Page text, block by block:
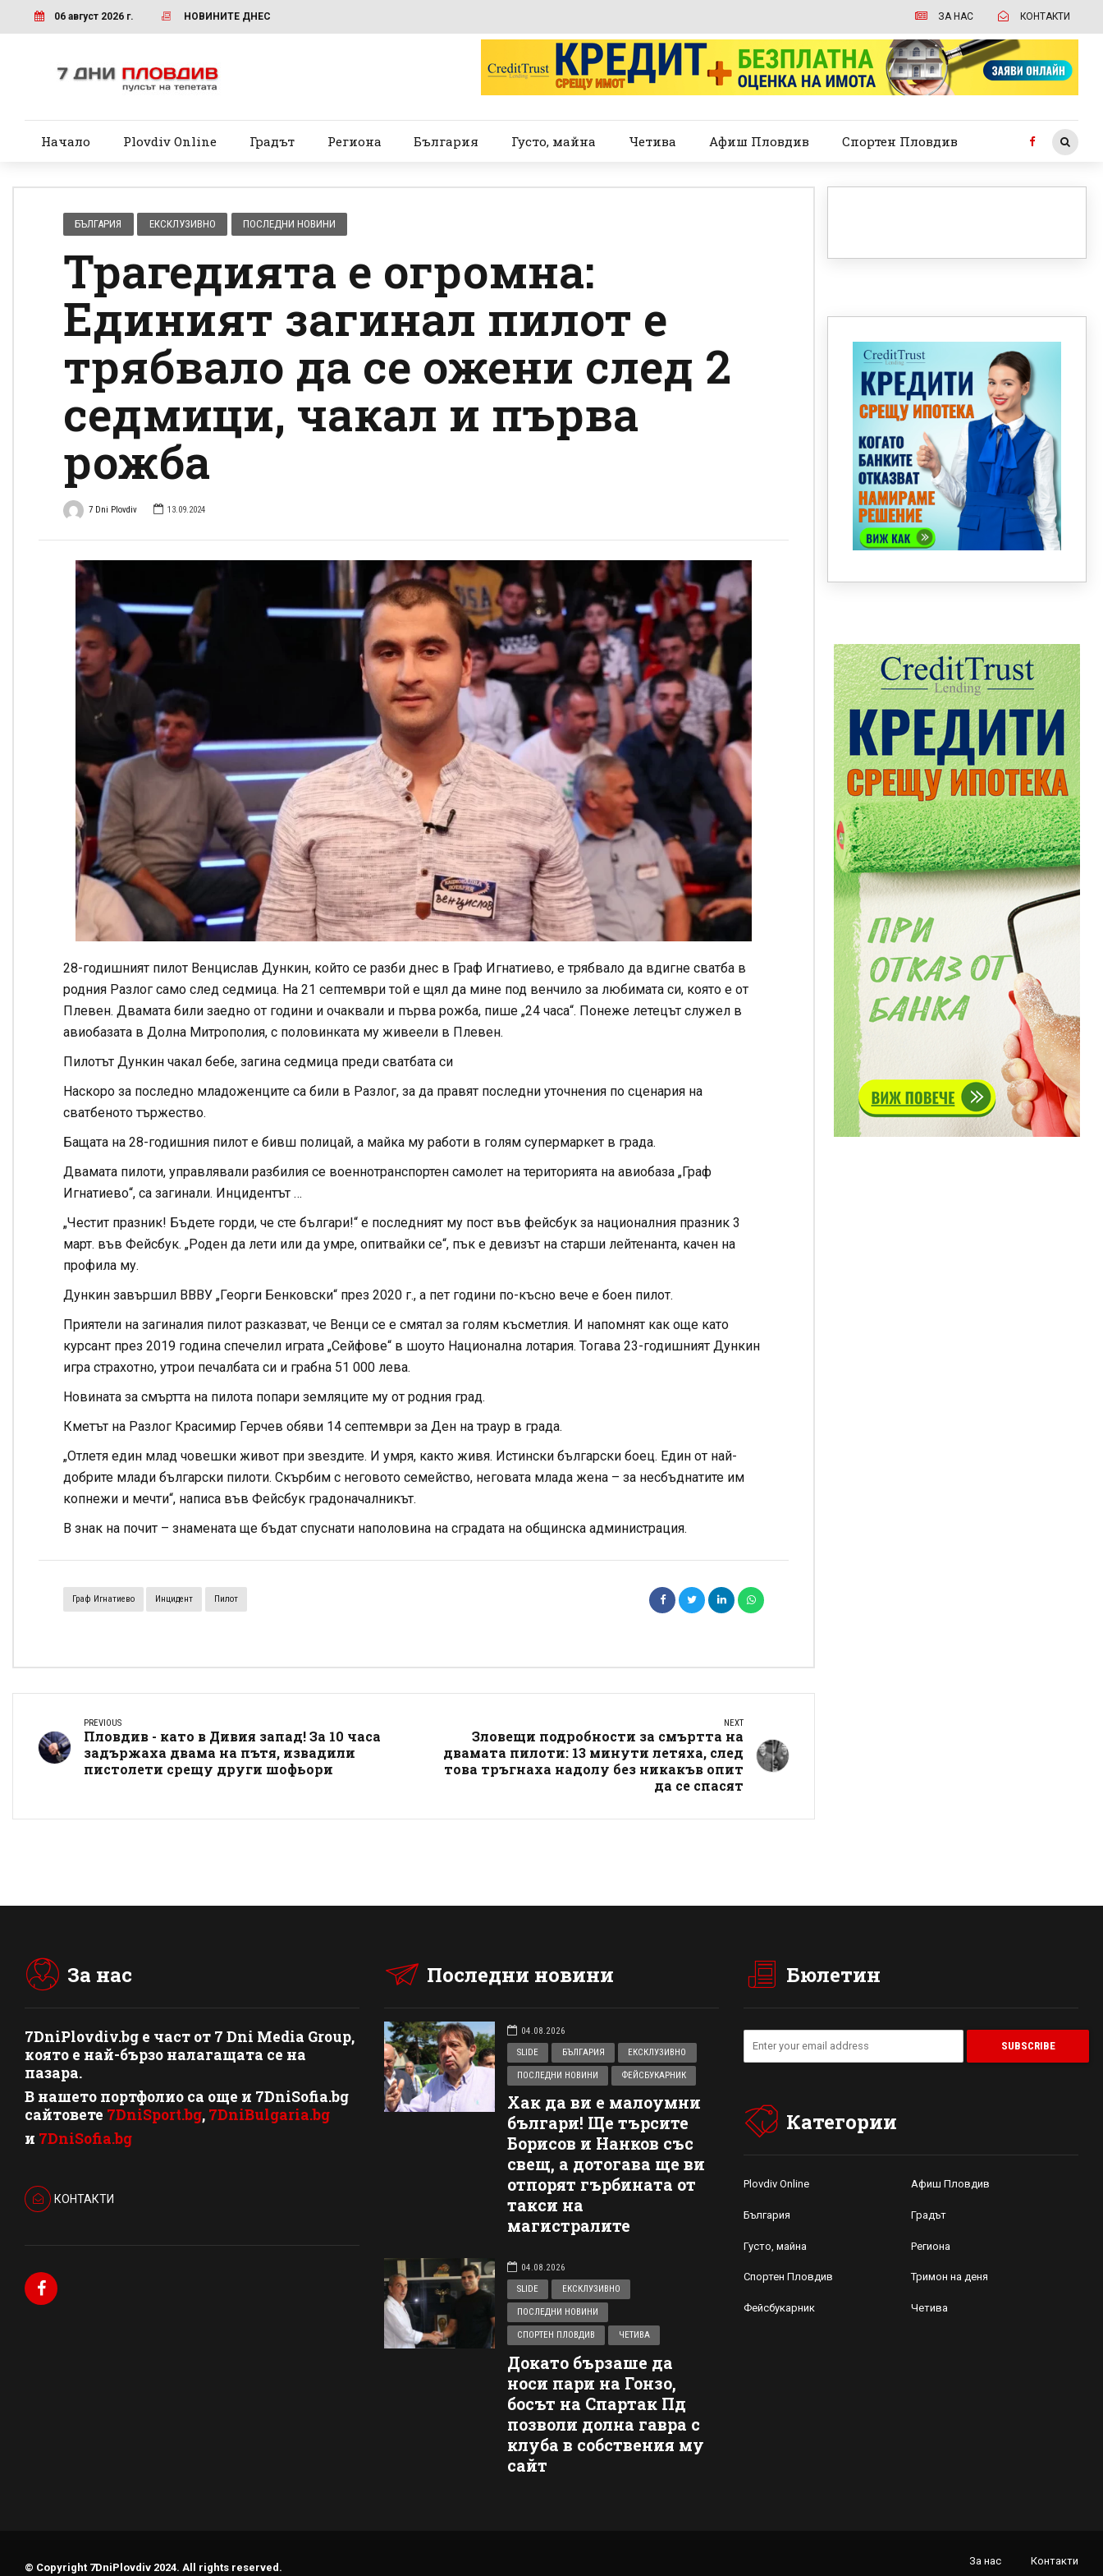
06 август 2026 г. НОВИНИТЕ ДНЕС ЗА НАС КОНТАКТИ
Начало Plovdiv Online Градът Региона България Густо, майна Четива Афиш Пловдив Спортен Пловдив
БЪЛГАРИЯ ЕКСКЛУЗИВНО ПОСЛЕДНИ НОВИНИ
Трагедията е огромна:
Единият загинал пилот е
трябвало да се ожени след 2
седмици, чакал и първа
рожба
7 Dni Plovdiv 13.09.2024
28-годишният пилот Венцислав Дункин, който се разби днес в Граф Игнатиево, е трябвало да вдигне сватба в
родния Разлог само след седмица. На 21 септември той е щял да мине под венчило за любимата си, която е от
Плевен. Двамата били заедно от години и очаквали и първа рожба, пише „24 часа“. Понеже летецът служел в
авиобазата в Долна Митрополия, с половинката му живеели в Плевен.
Пилотът Дункин чакал бебе, загина седмица преди сватбата си
Наскоро за последно младоженците са били в Разлог, за да правят последни уточнения по сценария на
сватбеното тържество.
Бащата на 28-годишния пилот е бивш полицай, а майка му работи в голям супермаркет в града.
Двамата пилоти, управлявали разбилия се военнотранспортен самолет на територията на авиобаза „Граф
Игнатиево“, са загинали. Инцидентът …
„Честит празник! Бъдете горди, че сте българи!“ е последният му пост във фейсбук за националния празник 3
март. във Фейсбук. „Роден да лети или да умре, опитвайки се“, пък е девизът на старши лейтенанта, качен на
профила му.
Дункин завършил ВВВУ „Георги Бенковски“ през 2020 г., а пет години по-късно вече е боен пилот.
Приятели на загиналия пилот разказват, че Венци се е смятал за голям късметлия. И напомнят как още като
курсант през 2019 година спечелил играта „Сейфове“ в шоуто Национална лотария. Тогава 23-годишният Дункин
игра страхотно, утрои печалбата си и грабна 51 000 лева.
Новината за смъртта на пилота попари земляците му от родния град.
Кметът на Разлог Красимир Герчев обяви 14 септември за Ден на траур в града.
„Отлетя един млад човешки живот при звездите. И умря, както живя. Истински български боец. Един от най-
добрите млади български пилоти. Скърбим с неговото семейство, неговата млада жена – за несбъднатите им
копнежи и мечти“, написа във Фейсбук градоначалникът.
В знак на почит – знамената ще бъдат спуснати наполовина на сградата на общинска администрация.
Граф Игнатиево Инцидент Пилот
PREVIOUS
Пловдив - като в Дивия запад! За 10 часа
задържаха двама на пътя, извадили
пистолети срещу други шофьори
NEXT
Зловещи подробности за смъртта на
двамата пилоти: 13 минути летяха, след
това тръгнаха надолу без никакъв опит
да се спасят
За нас
7DniPlovdiv.bg e част от 7 Dni Media Group,
която е най-бързо налагащата се на
пазара.
В нашето портфолио са още и 7DniSofia.bg
сайтовете 7DniSport.bg, 7DniBulgaria.bg
и 7DniSofia.bg
КОНТАКТИ
Последни новини
04.08.2026
SLIDE
БЪЛГАРИЯ ЕКСКЛУЗИВНО
ПОСЛЕДНИ НОВИНИ ФЕЙСБУКАРНИК
Хак да ви е малоумни
българи! Ще търсите
Борисов и Нанков със
свещ, а дотогава ще ви
отпорят гърбината от
такси на
магистралите
04.08.2026
SLIDE
ЕКСКЛУЗИВНО
ПОСЛЕДНИ НОВИНИ
СПОРТЕН ПЛОВДИВ ЧЕТИВА
Докато бързаше да
носи пари на Гонзо,
босът на Спартак Пд
позволи долна гавра с
клуба в собствения му
сайт
Бюлетин
Категории
Plovdiv Online Афиш Пловдив
България Градът
Густо, майна Региона
Спортен Пловдив Тримон на деня
Фейсбукарник Четива
© Copyright 7DniPlovdiv 2024. All rights reserved.
За нас Контакти